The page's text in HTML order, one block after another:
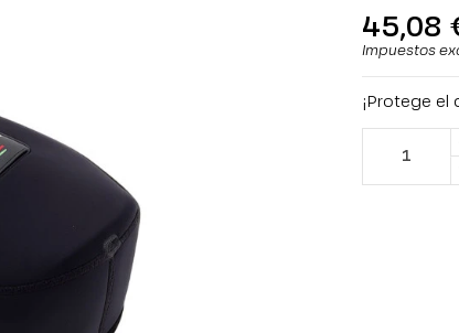
45,08
Impuestos
¡Protege el